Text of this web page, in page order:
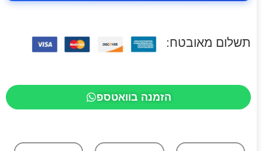
תשלום מאובטח:
הזמנה בוואטספ